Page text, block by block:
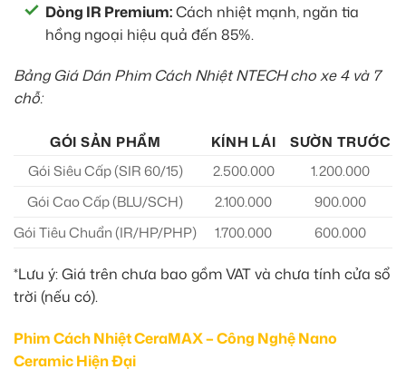
Dòng IR Premium:Cách nhiệt mạnh, ngăn tia
hồng ngoại hiệu quả đến 85%.
Bảng Giá Dán Phim Cách Nhiệt NTECH cho xe 4 và 7
chỗ:
GÓI SẢN PHẨM KÍNH LÁI SƯỜN TRƯỚC
Gói Siêu Cấp (SIR 60/15)
2.500.000
1.200.000
Gói Cao Cấp (BLU/SCH)
2.100.000
900.000
Gói Tiêu Chuẩn (IR/HP/PHP)
1.700.000 600.000
*Lưu ý: Giá trên chưa bao gồm VAT và chưa tính cửa sổ
trời (nếu có).
Phim Cách Nhiệt CeraMAX – Công Nghệ Nano
Ceramic Hiện Đại